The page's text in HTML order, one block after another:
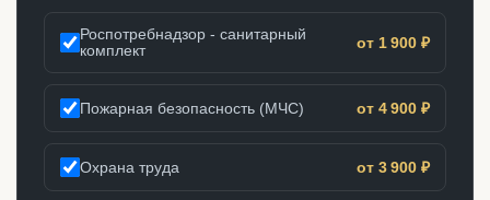
Роспотребнадзор - санитарный
комплект
от 1 900 ₽
Пожарная безопасность (МЧС) от 4 900 ₽
Охрана труда от 3 900 ₽